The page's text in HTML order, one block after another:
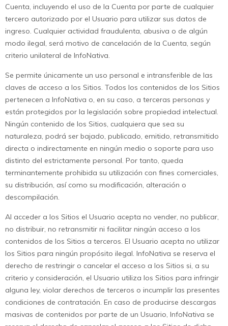
Cuenta, incluyendo el uso de la Cuenta por parte de cualquier
tercero autorizado por el Usuario para utilizar sus datos de
ingreso. Cualquier actividad fraudulenta, abusiva o de algún
modo ilegal, será motivo de cancelación de la Cuenta, según
criterio unilateral de InfoNativa.
Se permite únicamente un uso personal e intransferible de las
claves de acceso a los Sitios. Todos los contenidos de los Sitios
pertenecen a InfoNativa o, en su caso, a terceras personas y
están protegidos por la legislación sobre propiedad intelectual.
Ningún contenido de los Sitios, cualquiera que sea su
naturaleza, podrá ser bajado, publicado, emitido, retransmitido
directa o indirectamente en ningún medio o soporte para uso
distinto del estrictamente personal. Por tanto, queda
terminantemente prohibida su utilización con fines comerciales,
su distribución, así como su modificación, alteración o
descompilación.
Al acceder a los Sitios el Usuario acepta no vender, no publicar,
no distribuir, no retransmitir ni facilitar ningún acceso a los
contenidos de los Sitios a terceros. El Usuario acepta no utilizar
los Sitios para ningún propósito ilegal. InfoNativa se reserva el
derecho de restringir o cancelar el acceso a los Sitios si, a su
criterio y consideración, el Usuario utiliza los Sitios para infringir
alguna ley, violar derechos de terceros o incumplir las presentes
condiciones de contratación. En caso de producirse descargas
masivas de contenidos por parte de un Usuario, InfoNativa se